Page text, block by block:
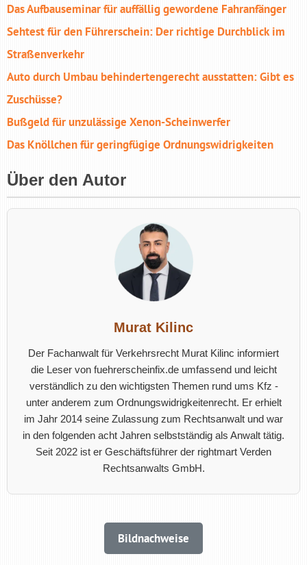
Das Aufbauseminar für auffällig gewordene Fahranfänger
Sehtest für den Führerschein: Der richtige Durchblick im
Straßenverkehr
Auto durch Umbau behindertengerecht ausstatten: Gibt es
Zuschüsse?
Bußgeld für unzu­lässige Xenon-Scheinwerfer
Das Knöllchen für geringfügige Ordnungswidrigkeiten
Über den Autor
Murat Kilinc
Der Fachanwalt für Verkehrsrecht Murat Kilinc informiert
die Leser von fuehrerscheinfix.de umfassend und leicht
verständlich zu den wichtigsten Themen rund ums Kfz -
unter anderem zum Ordnungswidrigkeitenrecht. Er erhielt
im Jahr 2014 seine Zulassung zum Rechtsanwalt und war
in den folgenden acht Jahren selbstständig als Anwalt tätig.
Seit 2022 ist er Geschäftsführer der rightmart Verden
Rechtsanwalts GmbH.
Bildnachweise